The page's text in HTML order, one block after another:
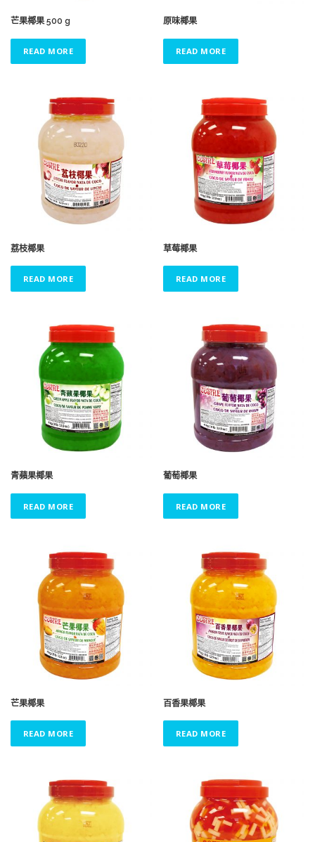
芒果椰果 500 g
READ MORE
原味椰果
READ MORE
荔枝椰果
READ MORE
草莓椰果
READ MORE
青蘋果椰果
READ MORE
葡萄椰果
READ MORE
芒果椰果
READ MORE
百香果椰果
READ MORE